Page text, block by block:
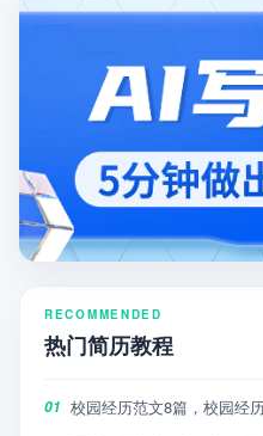
RECOMMENDED
热门简历教程
01 校园经历范文8篇，校园经